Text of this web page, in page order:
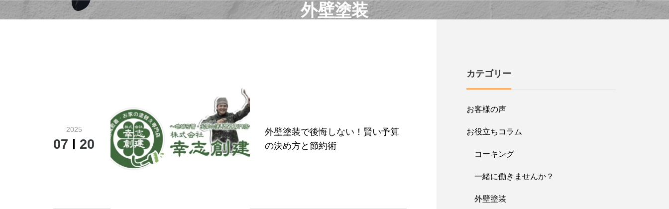
外壁塗装
2025
07 20
外壁塗装で後悔しない！賢い予算
の決め方と節約術
カテゴリー
お客様の声
お役立ちコラム
コーキング
一緒に働きませんか？
外壁塗装